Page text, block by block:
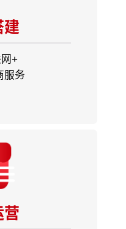
建
+
服务
营